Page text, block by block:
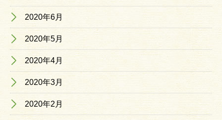
2020年6月
2020年5月
2020年4月
2020年3月
2020年2月